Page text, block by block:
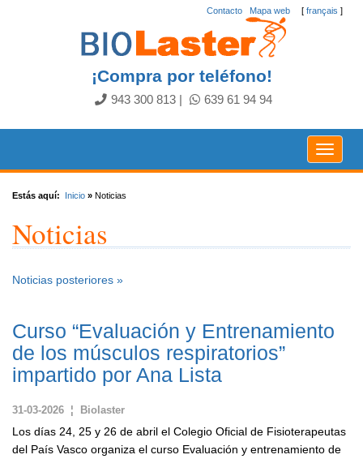
[ français ]
Contacto Mapa web
¡Compra por teléfono!
943 300 813 639 61 94 94
Toggle
Estás aquí: Inicio » Noticias
Noticias
Noticias posteriores »
Curso “Evaluación y Entrenamiento
de los músculos respiratorios”
impartido por Ana Lista
31-03-2026 ¦ Biolaster
Los días 24, 25 y 26 de abril el Colegio Oficial de Fisioterapeutas
del País Vasco organiza el curso Evaluación y entrenamiento de